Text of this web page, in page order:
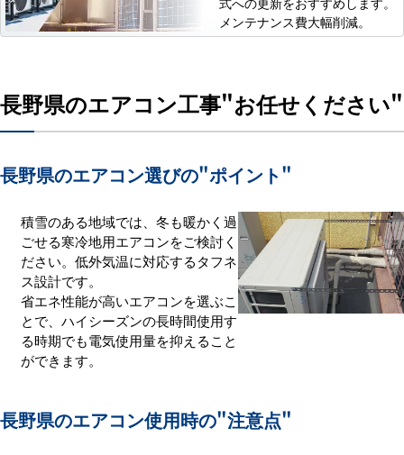
メンテナンス費大幅削減。
長野県のエアコン工事"お任せください"
長野県のエアコン選びの"ポイント"
積雪のある地域では、冬も暖かく過
ごせる寒冷地用エアコンをご検討く
ださい。低外気温に対応するタフネ
ス設計です。
省エネ性能が高いエアコンを選ぶこ
とで、ハイシーズンの長時間使用す
る時期でも電気使用量を抑えること
ができます。
長野県のエアコン使用時の"注意点"